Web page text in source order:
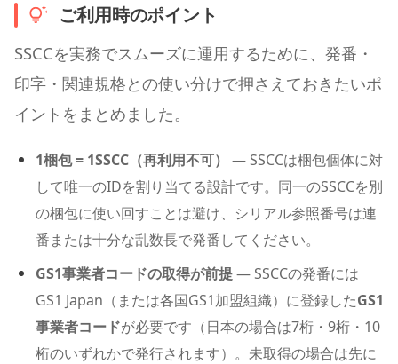
ご利用時のポイント
SSCCを実務でスムーズに運用するために、発番・
印字・関連規格との使い分けで押さえておきたいポ
イントをまとめました。
1梱包 = 1SSCC（再利用不可） — SSCCは梱包個体に対
して唯一のIDを割り当てる設計です。同一のSSCCを別
の梱包に使い回すことは避け、シリアル参照番号は連
番または十分な乱数長で発番してください。
GS1事業者コードの取得が前提— SSCCの発番には
GS1 Japan（または各国GS1加盟組織）に登録したGS1
事業者コードが必要です（日本の場合は7桁・9桁・10
桁のいずれかで発行されます）。未取得の場合は先に